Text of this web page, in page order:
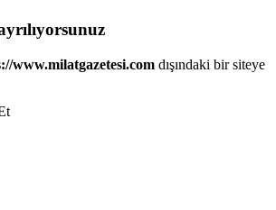
www.milatgazetesi.com dışındaki bir siteye